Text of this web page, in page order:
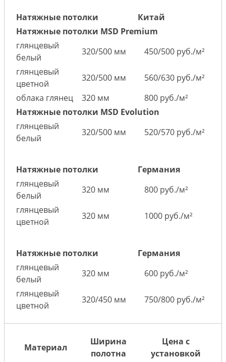
Натяжные потолки
Китай
Натяжные потолки MSD Premium
глянцевый
белый
320/500 мм
450/500 руб./м²
глянцевый
цветной
320/500 мм
560/630 руб./м²
облака глянец
320 мм
800 руб./м²
Натяжные потолки MSD Evolution
глянцевый
белый
320/500 мм 520/570 руб./м²
Натяжные потолки
Германия
глянцевый
белый
320 мм
800 руб./м²
глянцевый
цветной
320 мм 1000 руб./м²
Натяжные потолки
Германия
глянцевый
белый
320 мм
600 руб./м²
глянцевый
цветной
320/450 мм 750/800 руб./м²
Материал
Ширина
полотна
Цена с
установкой